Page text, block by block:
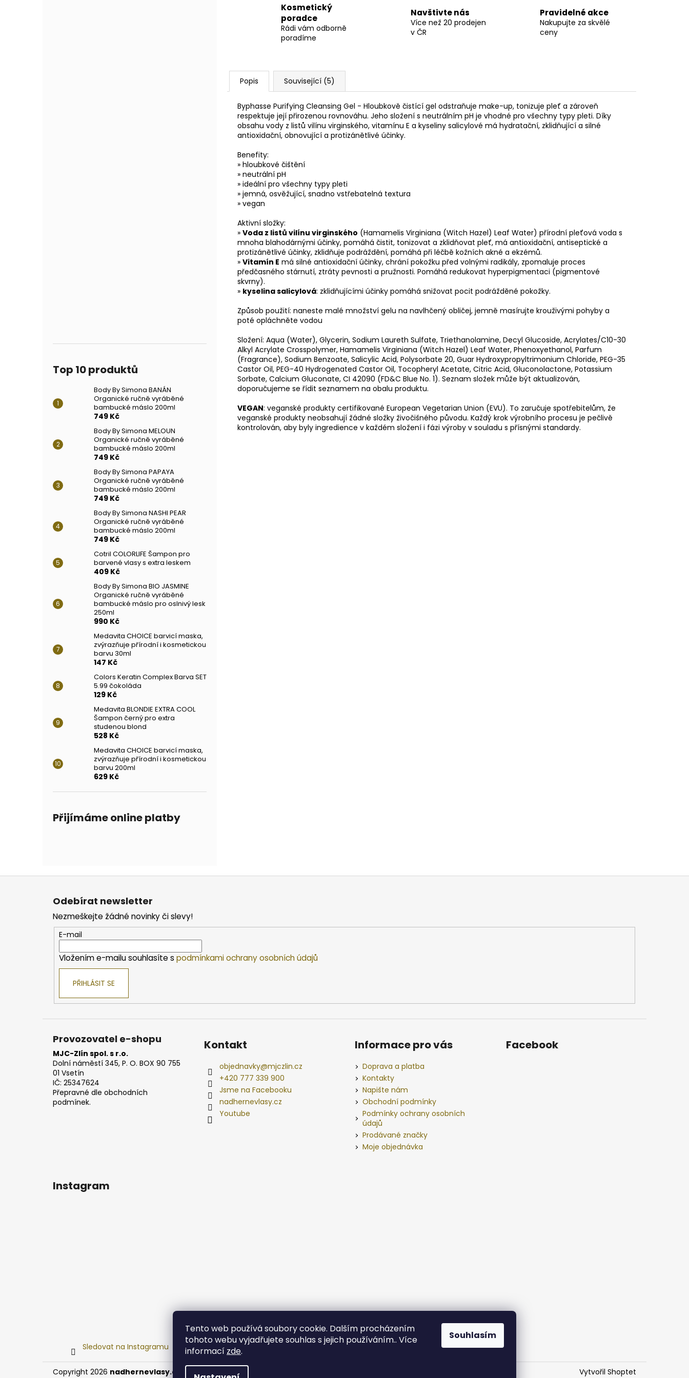
Tento web používá soubory cookie. Dalším procházením
tohoto webu vyjadřujete souhlas s jejich používáním.. Více
informací zde.
Souhlasím
Top 10 produktů
Body By Simona BANÁN
Organické ručně vyráběné
bambucké máslo 200ml
749 Kč
Body By Simona MELOUN
Organické ručně vyráběné
bambucké máslo 200ml
749 Kč
Body By Simona PAPAYA
Organické ručně vyráběné
bambucké máslo 200ml
749 Kč
Body By Simona NASHI PEAR
Organické ručně vyráběné
bambucké máslo 200ml
749 Kč
Cotril COLORLIFE Šampon pro
barvené vlasy s extra leskem
409 Kč
Body By Simona BIO JASMINE
Organické ručně vyráběné
bambucké máslo pro oslnivý lesk
250ml
990 Kč
Medavita CHOICE barvicí maska,
zvýrazňuje přírodní i kosmetickou
barvu 30ml
147 Kč
Colors Keratin Complex Barva SET
5.99 čokoláda
129 Kč
Medavita BLONDIE EXTRA COOL
Šampon černý pro extra
studenou blond
528 Kč
Medavita CHOICE barvicí maska,
zvýrazňuje přírodní i kosmetickou
barvu 200ml
629 Kč
Přijímáme online platby
Kosmetický
poradce
Rádi vám odborně
poradíme
Navštivte nás
Více než 20 prodejen
v ČR
Pravidelné akce
Nakupujte za skvělé
ceny
Popis Související (5)
Byphasse Purifying Cleansing Gel - Hloubkově čistící gel odstraňuje make-up, tonizuje pleť a zároveň
respektuje její přirozenou rovnováhu. Jeho složení s neutrálním pH je vhodné pro všechny typy pleti. Díky
obsahu vody z listů vilínu virginského, vitamínu E a kyseliny salicylové má hydratační, zklidňující a silné
antioxidační, obnovující a protizánětlivé účinky.
Benefity:
» hloubkové čištění
» neutrální pH
» ideální pro všechny typy pleti
» jemná, osvěžující, snadno vstřebatelná textura
» vegan
Aktivní složky:
» Voda z listů vilínu virginského (Hamamelis Virginiana (Witch Hazel) Leaf Water) přírodní pleťová voda s
mnoha blahodárnými účinky, pomáhá čistit, tonizovat a zklidňovat pleť, má antioxidační, antiseptické a
protizánětlivé účinky, zklidňuje podráždění, pomáhá při léčbě kožních akné a ekzémů.
» Vitamín E má silné antioxidační účinky, chrání pokožku před volnými radikály, zpomaluje proces
předčasného stárnutí, ztráty pevnosti a pružnosti. Pomáhá redukovat hyperpigmentaci (pigmentové
skvrny).
» kyselina salicylová: zklidňujícími účinky pomáhá snižovat pocit podrážděné pokožky.
Způsob použití: naneste malé množství gelu na navlhčený obličej, jemně masírujte krouživými pohyby a
poté opláchněte vodou
Složení: Aqua (Water), Glycerin, Sodium Laureth Sulfate, Triethanolamine, Decyl Glucoside, Acrylates/C10-30
Alkyl Acrylate Crosspolymer, Hamamelis Virginiana (Witch Hazel) Leaf Water, Phenoxyethanol, Parfum
(Fragrance), Sodium Benzoate, Salicylic Acid, Polysorbate 20, Guar Hydroxypropyltrimonium Chloride, PEG-35
Castor Oil, PEG-40 Hydrogenated Castor Oil, Tocopheryl Acetate, Citric Acid, Gluconolactone, Potassium
Sorbate, Calcium Gluconate, CI 42090 (FD&C Blue No. 1). Seznam složek může být aktualizován,
doporučujeme se řídit seznamem na obalu produktu.
VEGAN: veganské produkty certifikované European Vegetarian Union (EVU). To zaručuje spotřebitelům, že
veganské produkty neobsahují žádné složky živočišného původu. Každý krok výrobního procesu je pečlivě
kontrolován, aby byly ingredience v každém složení i fázi výroby v souladu s přísnými standardy.
Z
Odebírat newsletter
Nezmeškejte žádné novinky či slevy!
E-mail
Vložením e-mailu souhlasíte s podmínkami ochrany osobních údajů
PŘIHLÁSIT SE
Provozovatel e-shopu
MJC-Zlín spol. s r.o.
Dolní náměstí 345, P. O. BOX 90 755
01 Vsetín
IČ: 25347624
Přepravné dle obchodních
podmínek.
Kontakt
objednavky@mjczlin.cz
+420 777 339 900
Jsme na Facebooku
nadhernevlasy.cz
Youtube
Informace pro vás
Doprava a platba
Kontakty
Napište nám
Obchodní podmínky
Podmínky ochrany osobních
údajů
Prodávané značky
Moje objednávka
Facebook
Instagram
Sledovat na Instagramu
Vytvořil Shoptet
Copyright 2026 nadhernevlasy.cz . Všechna práva vyhrazena.